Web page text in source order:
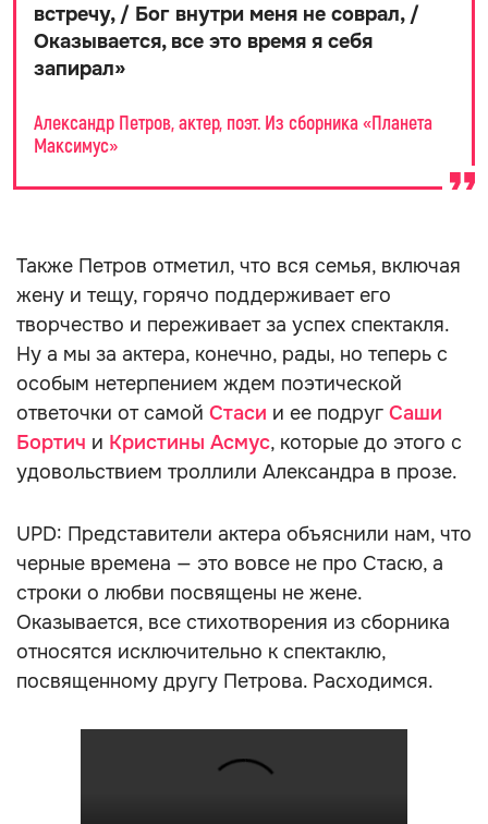
встречу, / Бог внутри меня не соврал, /
Оказывается, все это время я себя
запирал»
Александр Петров, актер, поэт. Из сборника «Планета
Максимус»
Также Петров отметил, что вся семья, включая
жену и тещу, горячо поддерживает его
творчество и переживает за успех спектакля.
Ну а мы за актера, конечно, рады, но теперь с
особым нетерпением ждем поэтической
ответочки от самой Стаси и ее подруг Саши
Бортич и Кристины Асмус, которые до этого с
удовольствием троллили Александра в прозе.
UPD: Представители актера объяснили нам, что
черные времена — это вовсе не про Стасю, а
строки о любви посвящены не жене.
Оказывается, все стихотворения из сборника
относятся исключительно к спектаклю,
посвященному другу Петрова. Расходимся.